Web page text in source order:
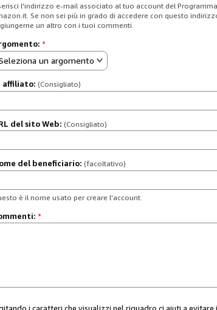
l'indirizzo e-mail associato al tuo account del
Se non sei più in grado di accedere con questo
un altro con i tuoi commenti.
*
un argomento
affiliato: (Consigliato)
del sito Web: (Consigliato)
del beneficiario: (facoltativo)
è il nome usato per creare l'account.
*